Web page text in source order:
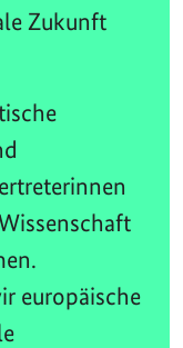
Zukunft
europäische